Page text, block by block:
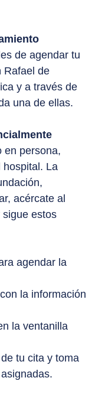
de agendar tu
Rafael de
y a través de
una de ellas.
en persona,
hospital. La
acércate al
estos
agendar la
la información
la ventanilla
tu cita y toma